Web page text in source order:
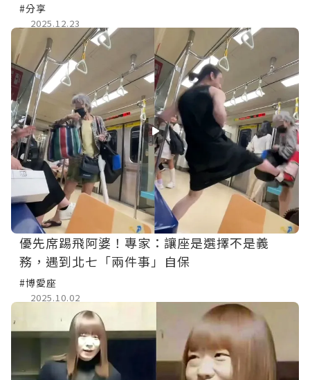
#分享
2025.12.23
優先席踢飛阿婆！專家：讓座是選擇不是義
務，遇到北七「兩件事」自保
#博愛座
2025.10.02